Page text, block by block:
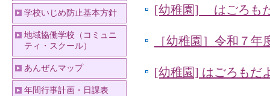
[幼稚園] はごろも
［幼稚園］令和７
[幼稚園] はごろもだ
学校いじめ防止基本方針
地域協働学校（コミュニ
ティ・スクール）
あんぜんマップ
年間行事計画・日課表